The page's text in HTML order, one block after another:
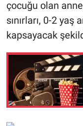
çocuğu olan
sınırları, 0-2
kapsayacak